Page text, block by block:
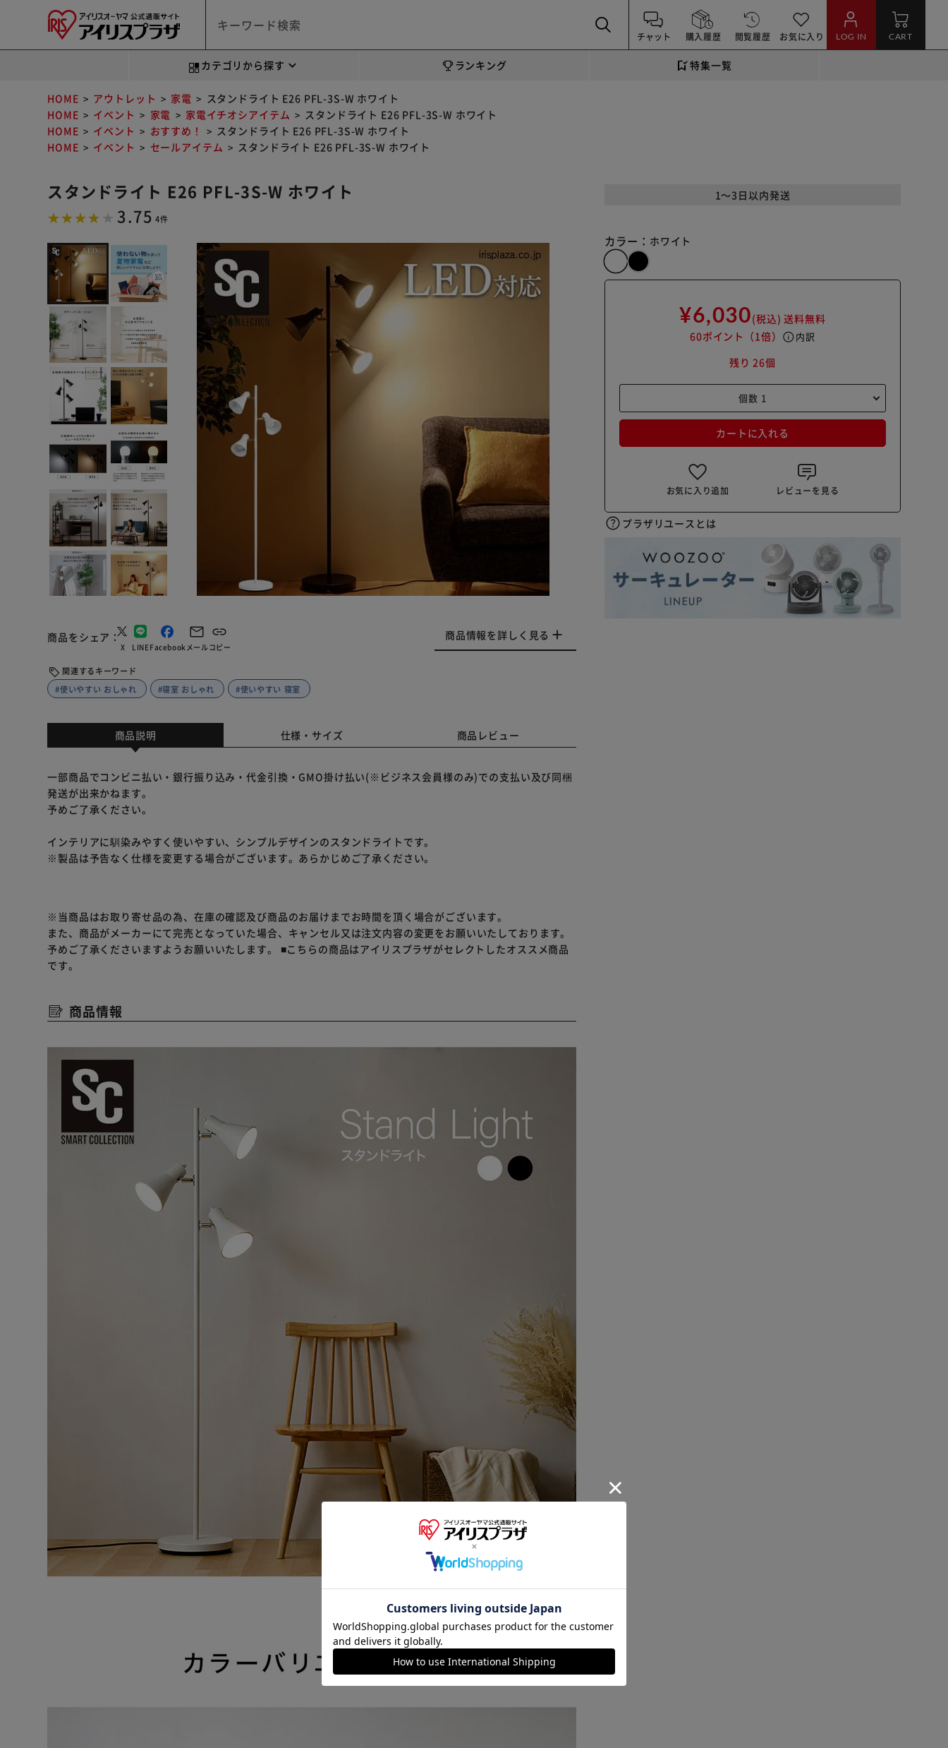
チャット 購入履歴 閲覧履歴 お気に入り LOG IN CART
カテゴリから探す ランキング 特集一覧
HOME アウトレット 家電
スタンドライト E26 PFL-3S-W ホワイト
HOME
イベント 家電 家電イチオシアイテム
スタンドライト E26 PFL-3S-W ホワイト
HOME
イベント おすすめ！
スタンドライト E26 PFL-3S-W ホワイト
HOME
イベント セールアイテム スタンドライト E26 PFL-3S-W ホワイト
スタンドライト E26 PFL-3S-W ホワイト
3.75 4件
商品をシェア
X LINEFacebookメールコピー
商品情報を詳しく見る
関連するキーワード
#使いやすい おしゃれ
#寝室 おしゃれ #使いやすい 寝室
1～3日以内発送
カラー： ホワイト
¥6,030(税込) 送料無料
60ポイント （1倍） info 内訳
残り 26個
カートに入れる
お気に入り追加 レビューを見る
プラザリユースとは
商品説明 仕様・サイズ 商品レビュー
一部商品でコンビニ払い・銀行振り込み・代金引換・GMO掛け払い(※ビジネス会員様のみ)での支払い及び同梱
発送が出来かねます。
予めご了承ください。
インテリアに馴染みやすく使いやすい、シンプルデザインのスタンドライトです。
※製品は予告なく仕様を変更する場合がございます。あらかじめご了承ください。
※当商品はお取り寄せ品の為、在庫の確認及び商品のお届けまでお時間を頂く場合がございます。
また、商品がメーカーにて完売となっていた場合、キャンセル又は注文内容の変更をお願いいたしております。
予めご了承くださいますようお願いいたします。 ■こちらの商品はアイリスプラザがセレクトしたオススメ商品
です。
商品情報
※ご確認ください